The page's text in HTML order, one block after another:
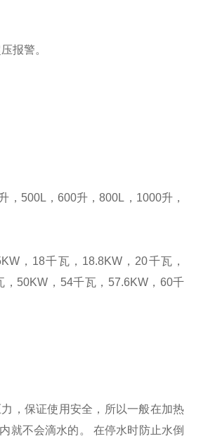
报警。
， 500L ，600升 ，800L ， 1000升 ，
， 18千瓦， 18.8KW， 20千瓦，
， 50KW ， 54千瓦， 57.6KW， 60千
，保证使用安全，所以一般在加热
就不会滴水的。
在停水时防止水倒